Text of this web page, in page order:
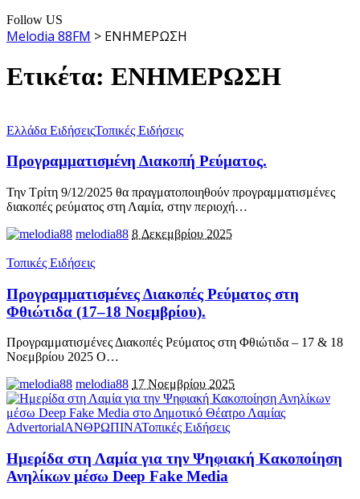
Follow US
Melodia 88FM > ΕΝΗΜΕΡΩΣΗ
Ετικέτα: ΕΝΗΜΕΡΩΣΗ
Ελλάδα ΕιδήσειςΤοπικές Ειδήσεις
Προγραμματισμένη Διακοπή Ρεύματος.
Την Τρίτη 9/12/2025 θα πραγματοποιηθούν προγραμματισμένες
διακοπές ρεύματος στη Λαμία, στην περιοχή…
melodia88 8 Δεκεμβρίου 2025
Τοπικές Ειδήσεις
Προγραμματισμένες Διακοπές Ρεύματος στη
Φθιώτιδα (17–18 Νοεμβρίου).
Προγραμματισμένες Διακοπές Ρεύματος στη Φθιώτιδα – 17 & 18
Νοεμβρίου 2025 Ο…
melodia88 17 Νοεμβρίου 2025
AdvertorialΑΝΘΡΩΠΙΝΑΤοπικές Ειδήσεις
Ημερίδα στη Λαμία για την Ψηφιακή Κακοποίηση
Ανηλίκων μέσω Deep Fake Media